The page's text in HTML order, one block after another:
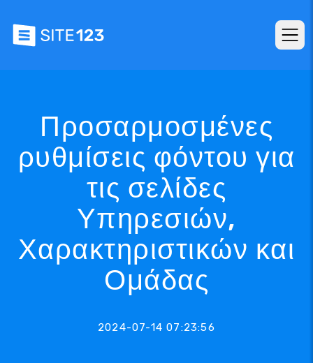
Προσαρμοσμένες
ρυθμίσεις φόντου για
τις σελίδες
Υπηρεσιών,
Χαρακτηριστικών και
Ομάδας
2024-07-14 07:23:56